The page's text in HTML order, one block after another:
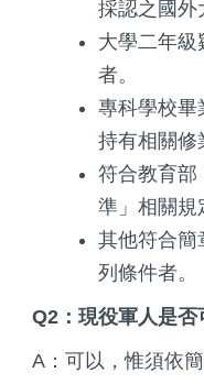
採認之國外
大學二年級
者。
專科學校畢
持有相關修
符合教育部
準」相關規
其他符合簡
列條件者。
Q2：現役軍人是否
A：可以，惟須依